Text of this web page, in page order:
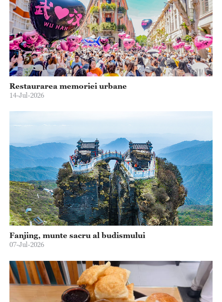
Restaurarea memoriei urbane
14-Jul-2026
Fanjing, munte sacru al budismului
07-Jul-2026